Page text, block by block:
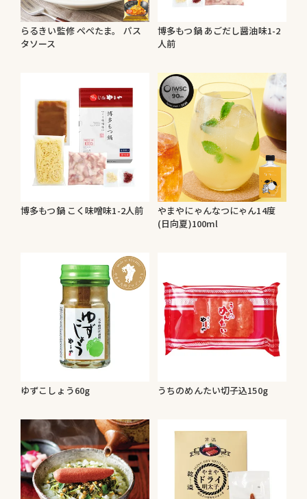
らるきい監修 ぺぺたま。 パス
タソース
博多もつ鍋 あごだし醤油味1-2
人前
博多もつ鍋 こく味噌味1-2人前
やまやにゃんなつにゃん14度
(日向夏)100ml
ゆずこしょう60g うちのめんたい切子込150g